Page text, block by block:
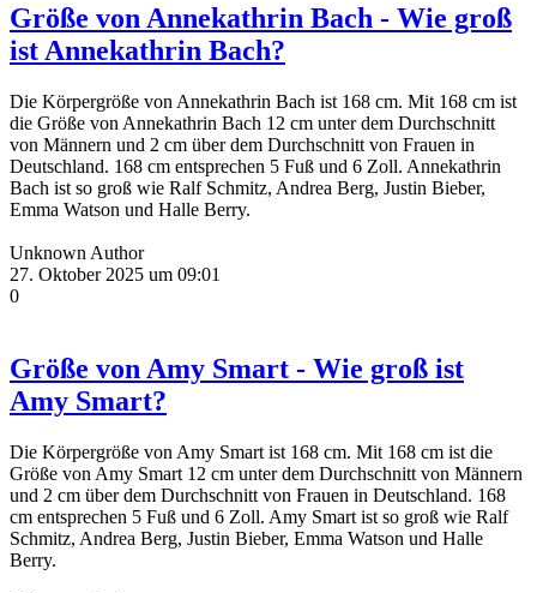
Größe von Annekathrin Bach - Wie groß
ist Annekathrin Bach?
Die Körpergröße von Annekathrin Bach ist 168 cm. Mit 168 cm ist
die Größe von Annekathrin Bach 12 cm unter dem Durchschnitt
von Männern und 2 cm über dem Durchschnitt von Frauen in
Deutschland. 168 cm entsprechen 5 Fuß und 6 Zoll. Annekathrin
Bach ist so groß wie Ralf Schmitz, Andrea Berg, Justin Bieber,
Emma Watson und Halle Berry.
Unknown Author
27. Oktober 2025 um 09:01
0
Größe von Amy Smart - Wie groß ist
Amy Smart?
Die Körpergröße von Amy Smart ist 168 cm. Mit 168 cm ist die
Größe von Amy Smart 12 cm unter dem Durchschnitt von Männern
und 2 cm über dem Durchschnitt von Frauen in Deutschland. 168
cm entsprechen 5 Fuß und 6 Zoll. Amy Smart ist so groß wie Ralf
Schmitz, Andrea Berg, Justin Bieber, Emma Watson und Halle
Berry.